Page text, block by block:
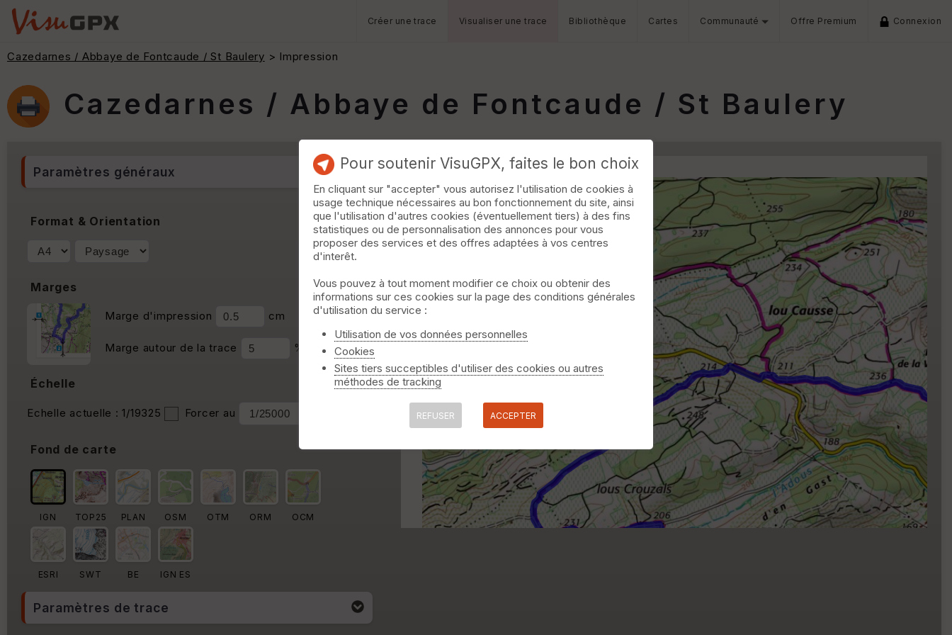
Créer une trace Visualiser une trace Bibliothèque Cartes Communauté Offre Premium Connexion
Cazedarnes / Abbaye de Fontcaude / St Baulery > Impression
Cazedarnes / Abbaye de Fontcaude / St Baulery
Paramètres généraux
Format & Orientation
Marges
Marge d'impression cm
Marge autour de la trace %
Échelle
Echelle actuelle : 1/19325 Forcer au
Fond de carte
IGN TOP25 PLAN OSM OTM ORM OCM
ESRI SWT BE IGN ES
Paramètres de trace
Pour soutenir VisuGPX, faites le bon choix
En cliquant sur "accepter" vous autorisez l'utilisation de cookies à
usage technique nécessaires au bon fonctionnement du site, ainsi
que l'utilisation d'autres cookies (éventuellement tiers) à des fins
statistiques ou de personnalisation des annonces pour vous
proposer des services et des offres adaptées à vos centres
d'interêt.
Vous pouvez à tout moment modifier ce choix ou obtenir des
informations sur ces cookies sur la page des conditions générales
d'utilisation du service :
Utilisation de vos données personnelles
Cookies
Sites tiers succeptibles d'utiliser des cookies ou autres
méthodes de tracking
REFUSER ACCEPTER